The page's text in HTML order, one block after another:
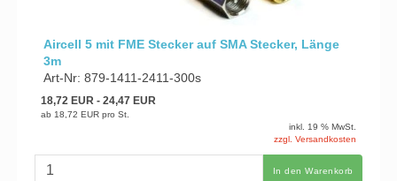
Aircell 5 mit FME Stecker auf SMA Stecker, Länge
3m
Art-Nr: 879-1411-2411-300s
18,72 EUR- 24,47 EUR
ab 18,72 EUR pro St.
inkl. 19 % MwSt.
zzgl. Versandkosten
In den Warenkorb